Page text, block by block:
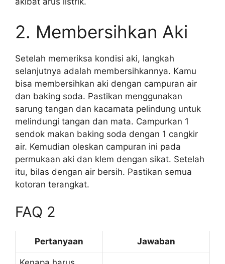
2. Membersihkan Aki
Setelah memeriksa kondisi aki, langkah
selanjutnya adalah membersihkannya. Kamu
bisa membersihkan aki dengan campuran air
dan baking soda. Pastikan menggunakan
sarung tangan dan kacamata pelindung untuk
melindungi tangan dan mata. Campurkan 1
sendok makan baking soda dengan 1 cangkir
air. Kemudian oleskan campuran ini pada
permukaan aki dan klem dengan sikat. Setelah
itu, bilas dengan air bersih. Pastikan semua
kotoran terangkat.
FAQ 2
Pertanyaan Jawaban